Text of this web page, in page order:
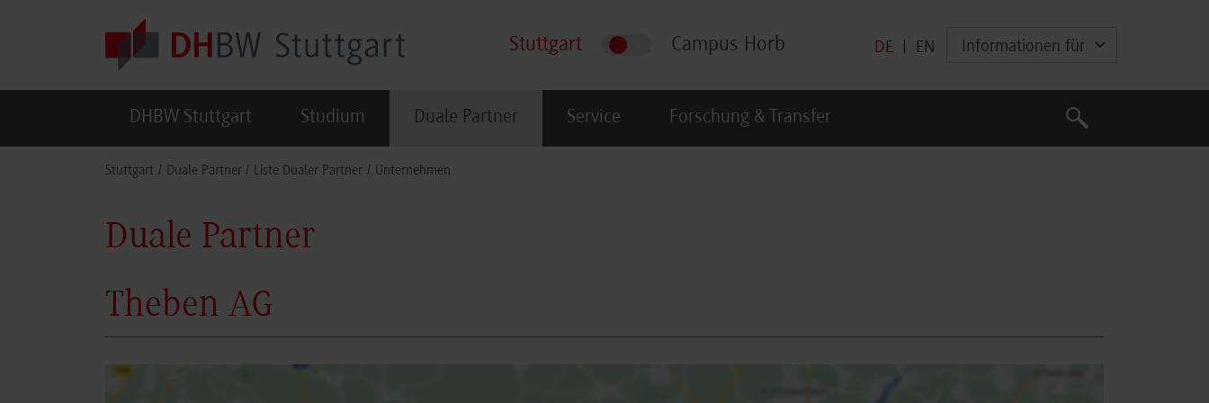
Stuttgart Campus Horb DE EN Informationen für
DHBW Stuttgart Studium Duale Partner Service Forschung & Transfer
Suche
Suche
Stuttgart Duale Partner Liste Dualer Partner Unternehmen
Duale Partner
Theben AG